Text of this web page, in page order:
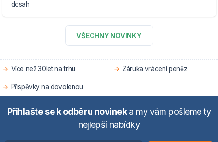
dosah
VŠECHNY NOVINKY
Více než 30let na trhu Záruka vrácení peněz
Příspěvky na dovolenou
Přihlašte se k odběru novineka my vám pošleme ty
nejlepší nabídky